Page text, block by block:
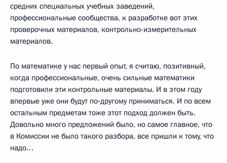
средних специальных учебных заведений,
профессиональные сообщества, к разработке вот этих
проверочных материалов, контрольно-измерительных
материалов.
По математике у нас первый опыт, я считаю, позитивный,
когда профессиональные, очень сильные математики
подготовили эти контрольные материалы. И в этом году
впервые уже они будут по‑другому приниматься. И по всем
остальным предметам тоже этот подход должен быть.
Довольно много предложений было, но самое главное, что
в Комиссии не было такого разбора, все пришли к тому, что
надо…